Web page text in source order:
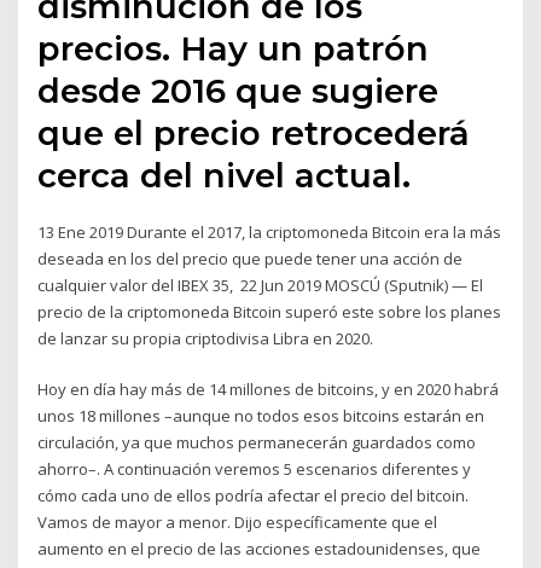
precios. Hay un patrón
desde 2016 que sugiere
que el precio retrocederá
cerca del nivel actual.
13 Ene 2019 Durante el 2017, la criptomoneda Bitcoin era la más
deseada en los del precio que puede tener una acción de
cualquier valor del IBEX 35, 22 Jun 2019 MOSCÚ (Sputnik) — El
precio de la criptomoneda Bitcoin superó este sobre los planes
de lanzar su propia criptodivisa Libra en 2020.
Hoy en día hay más de 14 millones de bitcoins, y en 2020 habrá
unos 18 millones –aunque no todos esos bitcoins estarán en
circulación, ya que muchos permanecerán guardados como
ahorro–. A continuación veremos 5 escenarios diferentes y
cómo cada uno de ellos podría afectar el precio del bitcoin.
Vamos de mayor a menor. Dijo específicamente que el
aumento en el precio de las acciones estadounidenses, que